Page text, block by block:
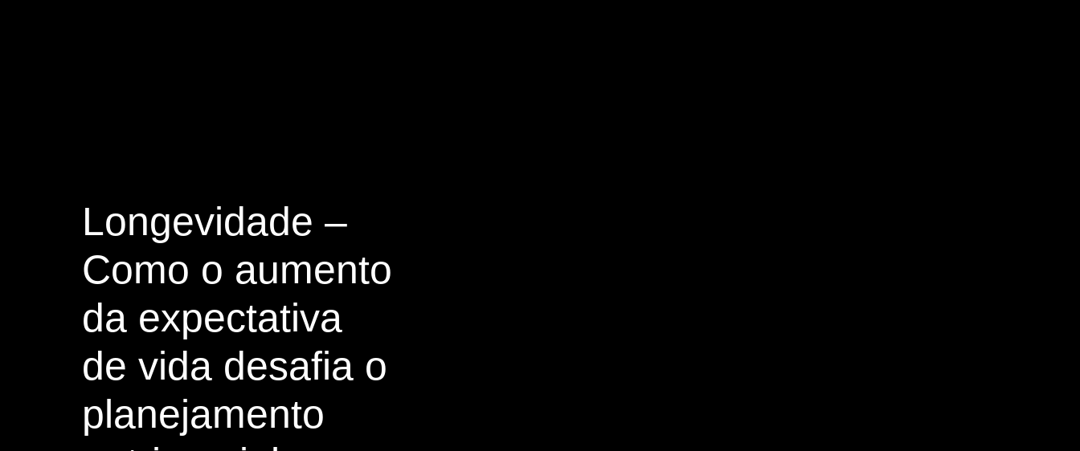
Longevidade –
Como o aumento
da expectativa
de vida desafia o
planejamento